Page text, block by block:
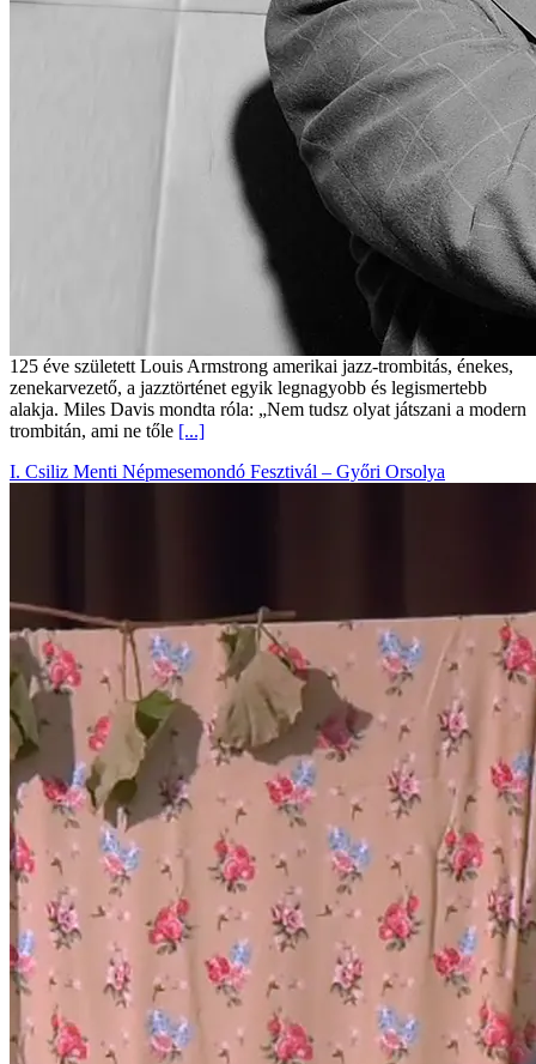
125 éve született Louis Armstrong amerikai jazz-trombitás, énekes,
zenekarvezető, a jazztörténet egyik legnagyobb és legismertebb
alakja. Miles Davis mondta róla: „Nem tudsz olyat játszani a modern
trombitán, ami ne tőle [...]
I. Csiliz Menti Népmesemondó Fesztivál – Győri Orsolya